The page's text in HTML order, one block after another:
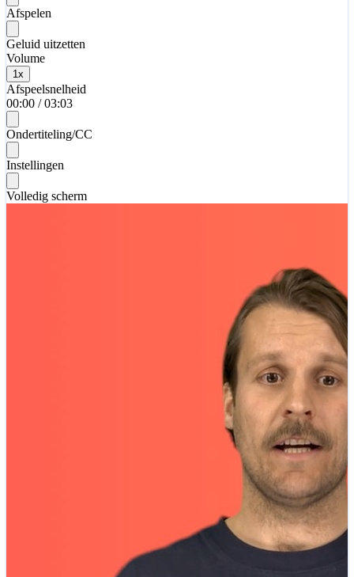
Afspelen
Geluid uitzetten
Volume
1 x
Afspeelsnelheid
00:00 / 03:03
Ondertiteling/CC
Instellingen
Volledig scherm